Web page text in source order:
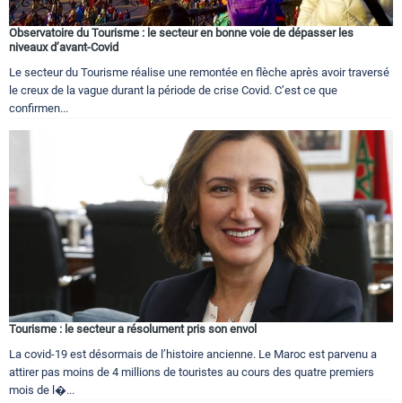
Observatoire du Tourisme : le secteur en bonne voie de dépasser les
niveaux d’avant-Covid
Le secteur du Tourisme réalise une remontée en flèche après avoir traversé
le creux de la vague durant la période de crise Covid. C’est ce que
confirmen...
Tourisme : le secteur a résolument pris son envol
La covid-19 est désormais de l’histoire ancienne. Le Maroc est parvenu a
attirer pas moins de 4 millions de touristes au cours des quatre premiers
mois de l�...